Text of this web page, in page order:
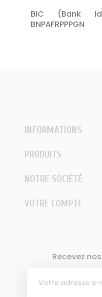
BIC (Bank
BNPAFRPPPGN
INFORMATIONS
PRODUITS
NOTRE SOCIÉTÉ
VOTRE COMPTE
Recevez